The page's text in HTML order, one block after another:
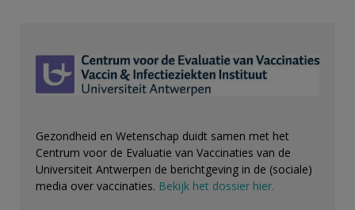
Gezondheid en Wetenschap duidt samen met het
Centrum voor de Evaluatie van Vaccinaties van de
Universiteit Antwerpen de berichtgeving in de (sociale)
media over vaccinaties. Bekijk het dossier hier.